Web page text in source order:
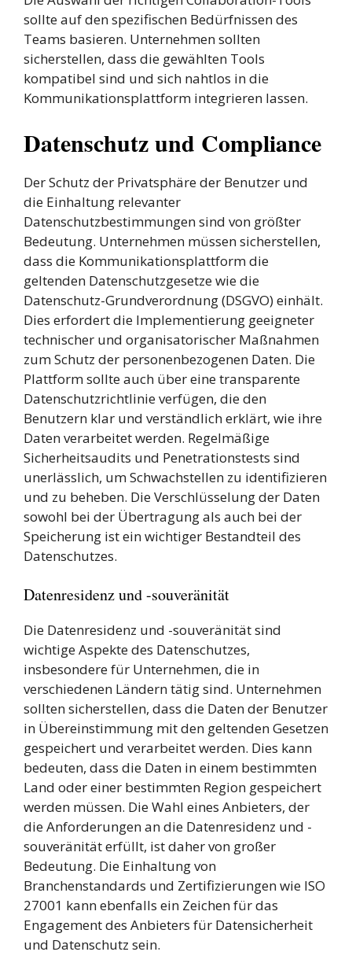
sollte auf den spezifischen Bedürfnissen des
Teams basieren. Unternehmen sollten
sicherstellen, dass die gewählten Tools
kompatibel sind und sich nahtlos in die
Kommunikationsplattform integrieren lassen.
Datenschutz und Compliance
Der Schutz der Privatsphäre der Benutzer und
die Einhaltung relevanter
Datenschutzbestimmungen sind von größter
Bedeutung. Unternehmen müssen sicherstellen,
dass die Kommunikationsplattform die
geltenden Datenschutzgesetze wie die
Datenschutz-Grundverordnung (DSGVO) einhält.
Dies erfordert die Implementierung geeigneter
technischer und organisatorischer Maßnahmen
zum Schutz der personenbezogenen Daten. Die
Plattform sollte auch über eine transparente
Datenschutzrichtlinie verfügen, die den
Benutzern klar und verständlich erklärt, wie ihre
Daten verarbeitet werden. Regelmäßige
Sicherheitsaudits und Penetrationstests sind
unerlässlich, um Schwachstellen zu identifizieren
und zu beheben. Die Verschlüsselung der Daten
sowohl bei der Übertragung als auch bei der
Speicherung ist ein wichtiger Bestandteil des
Datenschutzes.
Datenresidenz und -souveränität
Die Datenresidenz und -souveränität sind
wichtige Aspekte des Datenschutzes,
insbesondere für Unternehmen, die in
verschiedenen Ländern tätig sind. Unternehmen
sollten sicherstellen, dass die Daten der Benutzer
in Übereinstimmung mit den geltenden Gesetzen
gespeichert und verarbeitet werden. Dies kann
bedeuten, dass die Daten in einem bestimmten
Land oder einer bestimmten Region gespeichert
werden müssen. Die Wahl eines Anbieters, der
die Anforderungen an die Datenresidenz und -
souveränität erfüllt, ist daher von großer
Bedeutung. Die Einhaltung von
Branchenstandards und Zertifizierungen wie ISO
27001 kann ebenfalls ein Zeichen für das
Engagement des Anbieters für Datensicherheit
und Datenschutz sein.